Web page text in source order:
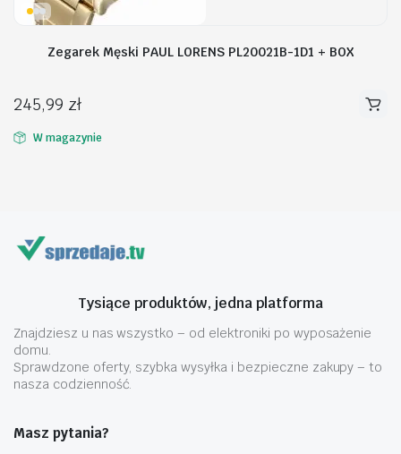
Zegarek Męski PAUL LORENS PL20021B-1D1 + BOX
245,99 zł
W magazynie
Tysiące produktów, jedna platforma
Znajdziesz u nas wszystko – od elektroniki po wyposażenie
domu.
Sprawdzone oferty, szybka wysyłka i bezpieczne zakupy – to
nasza codzienność.
Masz pytania?